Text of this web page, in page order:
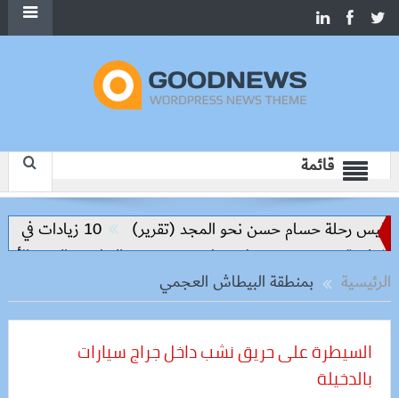
قائمة
رحلة حسام حسن نحو المجد (تقرير)
10 زيادات في 10 سنوات.. هل حان الوقت لرفع دعم البنزين نهائيا؟
ومحمود مصطفى طه يقود مسيرة التطوير والتميز
الرئيسية
بمنطقة البيطاش العجمي
السيطرة على حريق نشب داخل جراج سيارات
بالدخيلة